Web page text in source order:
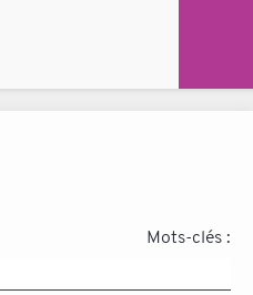
Mots-clés :